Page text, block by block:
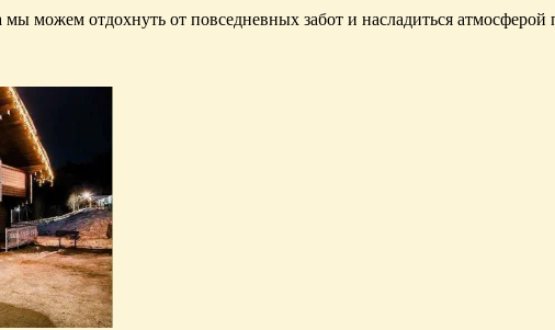
можем отдохнуть от повседневных забот и насладиться